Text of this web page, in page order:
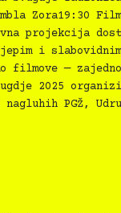
Zora19:30
projekcija
i slabovidnim
filmove —
2025
PGŽ,